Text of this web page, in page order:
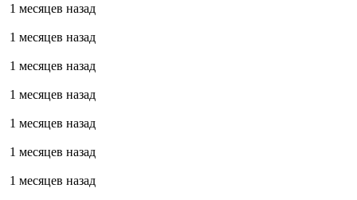
1 месяцев назад
1 месяцев назад
1 месяцев назад
1 месяцев назад
1 месяцев назад
1 месяцев назад
1 месяцев назад